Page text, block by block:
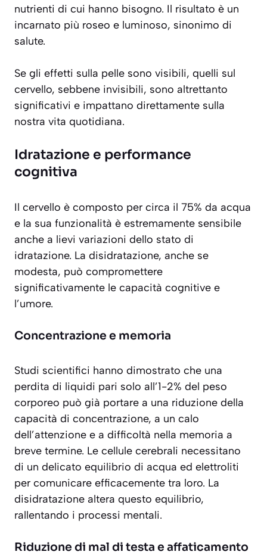
nutrienti di cui hanno bisogno. Il risultato è un
incarnato più roseo e luminoso, sinonimo di
salute.
Se gli effetti sulla pelle sono visibili, quelli sul
cervello, sebbene invisibili, sono altrettanto
significativi e impattano direttamente sulla
nostra vita quotidiana.
Idratazione e performance
cognitiva
Il cervello è composto per circa il 75% da acqua
e la sua funzionalità è estremamente sensibile
anche a lievi variazioni dello stato di
idratazione. La disidratazione, anche se
modesta, può compromettere
significativamente le capacità cognitive e
l’umore.
Concentrazione e memoria
Studi scientifici hanno dimostrato che una
perdita di liquidi pari solo all’1-2% del peso
corporeo può già portare a una riduzione della
capacità di concentrazione, a un calo
dell’attenzione e a difficoltà nella memoria a
breve termine. Le cellule cerebrali necessitano
di un delicato equilibrio di acqua ed elettroliti
per comunicare efficacemente tra loro. La
disidratazione altera questo equilibrio,
rallentando i processi mentali.
Riduzione di mal di testa e affaticamento